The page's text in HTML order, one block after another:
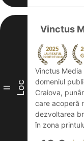
II Loc
Vinctus
Vinctus
domeniul
Craiova,
care acoperă
dezvoltarea
în zona